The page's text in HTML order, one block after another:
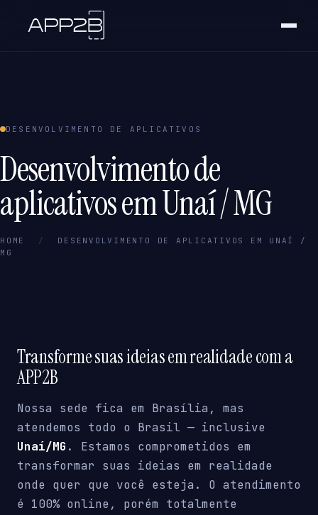
DESENVOLVIMENTO DE APLICATIVOS
Desenvolvimento de
aplicativos em Unaí / MG
HOME /
DESENVOLVIMENTO DE APLICATIVOS EM UNAÍ /
MG
Transforme suas ideias em realidade com a
APP2B
Nossa sede fica em Brasília, mas
atendemos todo o Brasil — inclusive
Unaí/MG . Estamos comprometidos em
transformar suas ideias em realidade
onde quer que você esteja. O atendimento
é 100% online, porém totalmente